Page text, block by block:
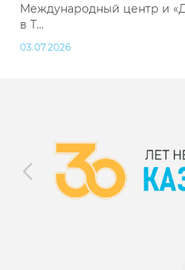
Международный центр и
в Т...
03.07.2026